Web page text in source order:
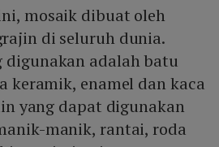
mosaik dibuat oleh
di seluruh dunia.
digunakan adalah batu
keramik, enamel dan kaca
yang dapat digunakan
manik, rantai, roda